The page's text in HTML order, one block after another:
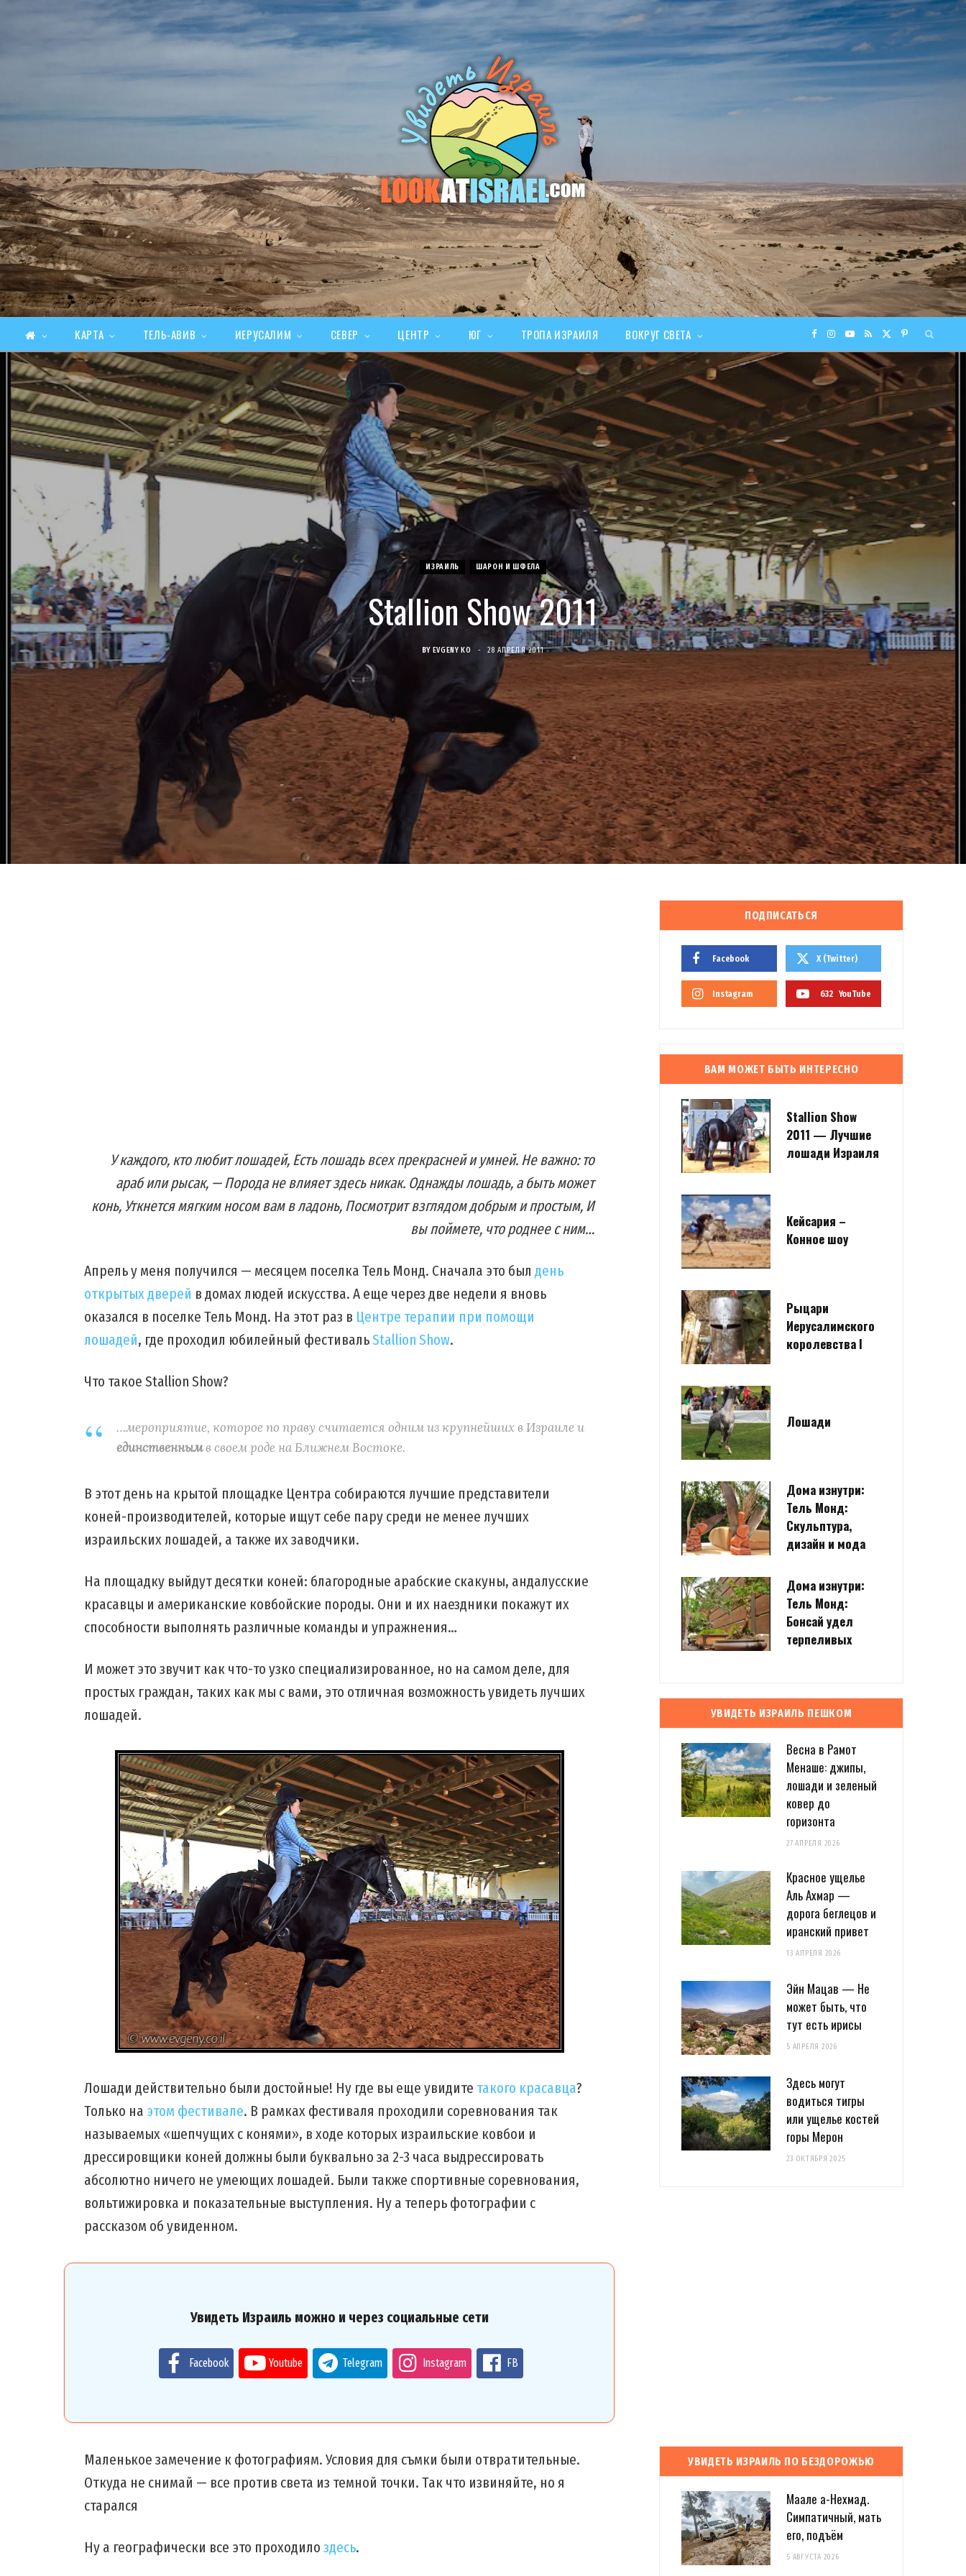
F
b
o
k
I
s
t
a
g
m
Y
o
u
u
b
e
R
S (
i
t
t
r
)
P
e
r
e
t
КАРТА ТЕЛЬ-АВИВ ИЕРУСАЛИМ СЕВЕР ЦЕНТР ЮГ ТРОПА ИЗРАИЛЯ ВОКРУГ СВЕТА
ИЗРАИЛЬ ШАРОН И ШФЕЛА
Stallion Show 2011
BY EVGENY KO 28 АПРЕЛЯ 2011
У каждого, кто любит лошадей, Есть лошадь всех прекрасней и умней. Не важно: то
араб или рысак, — Порода не влияет здесь никак. Однажды лошадь, а быть может
конь, Уткнется мягким носом вам в ладонь, Посмотрит взглядом добрым и простым, И
вы поймете, что роднее с ним…
Апрель у меня получился — месяцем поселка Тель Монд. Сначала это был день
открытых дверей в домах людей искусства. А еще через две недели я вновь
оказался в поселке Тель Монд. На этот раз в Центре терапии при помощи
лошадей, где проходил юбилейный фестивальStallion Show.
Что такое Stallion Show?
…мероприятие, которое по праву считается одним из крупнейших в Израиле и
единственнымв своем роде на Ближнем Востоке.
В этот день на крытой площадке Центра собираются лучшие представители
коней-производителей, которые ищут себе пару среди не менее лучших
израильских лошадей, а также их заводчики.
На площадку выйдут десятки коней: благородные арабские скакуны, андалусские
красавцы и американские ковбойские породы. Они и их наездники покажут их
способности выполнять различные команды и упражнения…
И может это звучит как что-то узко специализированное, но на самом деле, для
простых граждан, таких как мы с вами, это отличная возможность увидеть лучших
лошадей.
Лошади действительно были достойные! Ну где вы еще увидите такого красавца?
Только на этом фестивале. В рамках фестиваля проходили соревнования так
называемых «шепчущих с конями», в ходе которых израильские ковбои и
дрессировщики коней должны были буквально за 2-3 часа выдрессировать
абсолютно ничего не умеющих лошадей. Были также спортивные соревнования,
вольтижировка и показательные выступления. Ну а теперь фотографии c
рассказом об увиденном.
Увидеть Израиль можно и через социальные сети
Facebook Youtube Telegram Instagram FB
Маленькое замечение к фотографиям. Условия для съмки были отвратительные.
Откуда не снимай — все против света из темной точки. Так что извиняйте, но я
старался
Ну а географически все это проходилоздесь.
ПОДПИСАТЬСЯ
Facebook X (Twitter)
Instagram 632 YouTube
ВАМ МОЖЕТ БЫТЬ ИНТЕРЕСНО
Stallion Show
2011 — Лучшие
лошади Израиля
Кейсария –
Конное шоу
Рыцари
Иерусалимского
королевства I
Лошади
Дома изнутри:
Тель Монд:
Скульптура,
дизайн и мода
Дома изнутри:
Тель Монд:
Бонсай удел
терпеливых
УВИДЕТЬ ИЗРАИЛЬ ПЕШКОМ
Весна в Рамот
Менаше: джипы,
лошади и зеленый
ковер до
горизонта
27 АПРЕЛЯ 2026
Красное ущелье
Аль Ахмар —
дорога беглецов и
иранский привет
13 АПРЕЛЯ 2026
Эйн Мацав — Не
может быть, что
тут есть ирисы
5 АПРЕЛЯ 2026
Здесь могут
водиться тигры
или ущелье костей
горы Мерон
23 ОКТЯБРЯ 2025
УВИДЕТЬ ИЗРАИЛЬ ПО БЕЗДОРОЖЬЮ
Маале а-Нехмад.
Симпатичный, мать
его, подъём
5 АВГУСТА 2026